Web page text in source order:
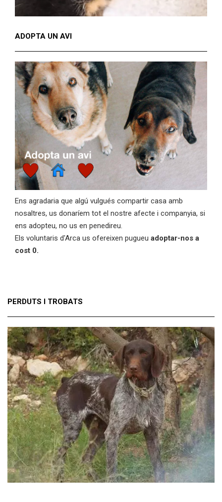
ADOPTA UN AVI
Ens agradaria que algú vulgués compartir casa amb
nosaltres, us donaríem tot el nostre afecte i companyia, si
ens adopteu, no us en penedireu.
Els voluntaris d'Arca us ofereixen pugueu adoptar-nos a
cost 0.
PERDUTS I TROBATS